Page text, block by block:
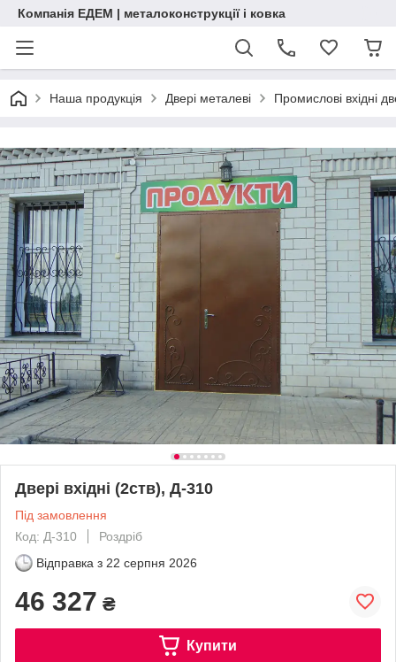
Компанія ЕДЕМ | металоконструкції і ковка
Наша продукція Двері металеві Промислові вхідні
Двері вхідні (2ств), Д-310
Під замовлення
Код: Д-310
Роздріб
Відправка з 22 серпня 2026
46 327 ₴
Купити